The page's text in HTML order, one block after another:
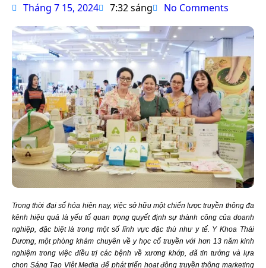
Tháng 7 15, 2024 7:32 sáng No Comments
Trong thời đại số hóa hiện nay, việc sở hữu một chiến lược truyền thông đa
kênh hiệu quả là yếu tố quan trọng quyết định sự thành công của doanh
nghiệp, đặc biệt là trong một số lĩnh vực đặc thù như y tế. Y Khoa Thái
Dương, một phòng khám chuyên về y học cổ truyền với hơn 13 năm kinh
nghiệm trong việc điều trị các bệnh về xương khớp, đã tin tưởng và lựa
chọn Sáng Tạo Việt Media để phát triển hoạt động truyền thông marketing